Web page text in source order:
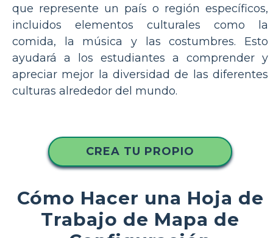
que represente un país o región específicos,
incluidos elementos culturales como la
comida, la música y las costumbres. Esto
ayudará a los estudiantes a comprender y
apreciar mejor la diversidad de las diferentes
culturas alrededor del mundo.
CREA TU PROPIO
Cómo Hacer una Hoja de
Trabajo de Mapa de